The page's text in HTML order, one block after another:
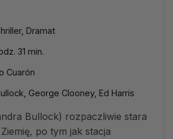
Dramat
31 min.
Cuarón
George Clooney, Ed Harris
Bullock) rozpaczliwie stara
po tym jak stacja